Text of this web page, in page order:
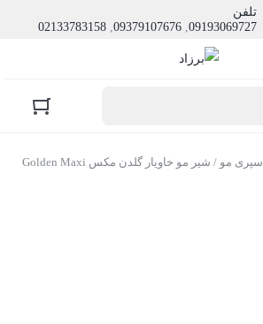
تلفن
09193069727
,
09379107676
,
02133783158
اسپری مو
/ شیر مو خاویار گلدن مکس Golden Maxi